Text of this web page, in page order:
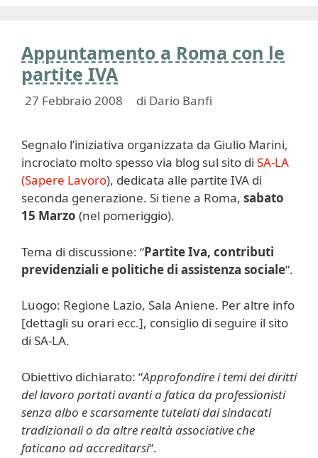
Appuntamento a Roma con le
partite IVA
27 Febbraio 2008 di Dario Banfi
Segnalo l’iniziativa organizzata da Giulio Marini,
incrociato molto spesso via blog sul sito di SA-LA
(Sapere Lavoro), dedicata alle partite IVA di
seconda generazione. Si tiene a Roma, sabato
15 Marzo (nel pomeriggio).
Tema di discussione: “Partite Iva, contributi
previdenziali e politiche di assistenza sociale“.
Luogo: Regione Lazio, Sala Aniene. Per altre info
[dettagli su orari ecc.], consiglio di seguire il sito
di SA-LA.
Obiettivo dichiarato: “Approfondire i temi dei diritti
del lavoro portati avanti a fatica da professionisti
senza albo e scarsamente tutelati dai sindacati
tradizionali o da altre realtà associative che
faticano ad accreditarsi“.